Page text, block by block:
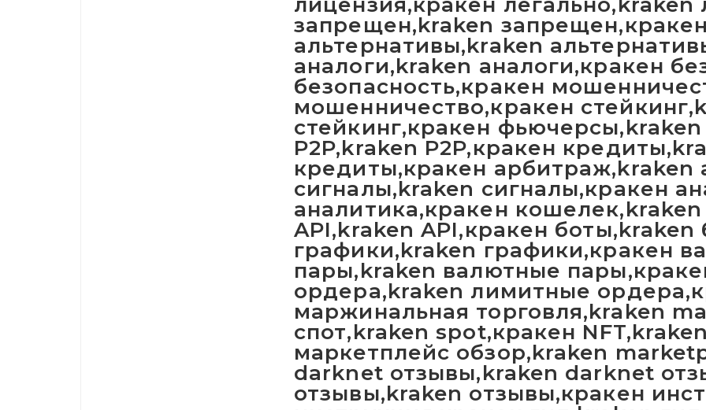
запрещен,kraken запрещен,кракен
альтернативы,kraken
аналоги,kraken аналоги,кракен
безопасность,кракен
мошенничество,кракен
стейкинг,кракен
P2P,kraken P2P,кракен
кредиты,кракен арбитраж,kraken
сигналы,kraken сигналы,кракен
аналитика,кракен
API,kraken API,кракен боты,kraken
графики,kraken графики,кракен
пары,kraken валютные
ордера,kraken лимитные
маржинальная торговля,kraken
спот,kraken spot,кракен
маркетплейс обзор,kraken
darknet отзывы,kraken darknet
отзывы,kraken отзывы,кракен